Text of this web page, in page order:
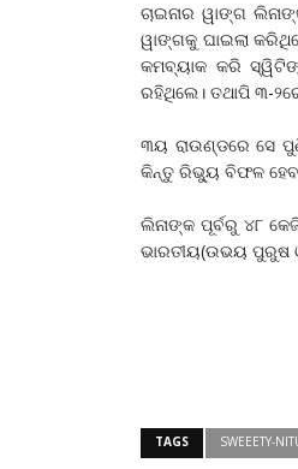
ଚାଇନାର ୱାଙ୍ଗ
ୱାଙ୍ଗକୁ ଘାଇଲା
କମବ୍ୟାକ କରି
ରହିଥିଲେ। ତଥାପି ୩-
୩ୟ ରାଉଣ୍ଡରେ ସେ
କିନ୍ତୁ ରିଭ୍ୟୁ ବିଫଳ
ଲିନାଙ୍କ ପୂର୍ବରୁ ୪୮
ଭାରତୀୟ(ଉଭୟ ପୁରୁଷ
TAGS SWEEETY-